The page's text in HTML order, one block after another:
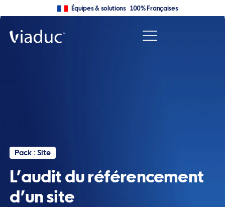
Équipes & solutions 100% Françaises
Pack : Site
L’audit du référencement
d’un site